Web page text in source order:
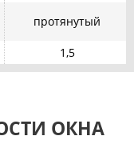
протянутый
1,5
ОКНА